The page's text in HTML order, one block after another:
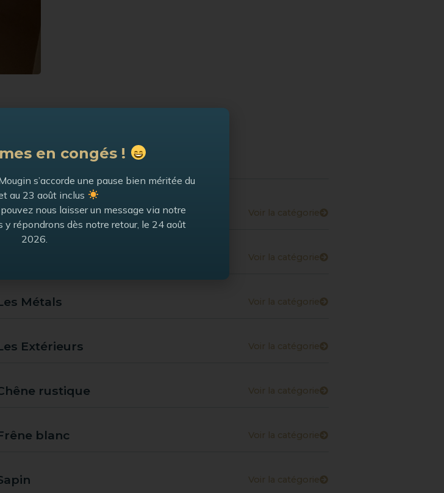
Chalets Voir la catégorie
Voir la catégorie
Métals Voir la catégorie
Extérieurs Voir la catégorie
rustique Voir la catégorie
blanc Voir la catégorie
Voir la catégorie
en congés !
s’accorde une pause bien méritée du
au 23 août inclus
nous laisser un message via notre
y répondrons dès notre retour, le 24 août
2026.